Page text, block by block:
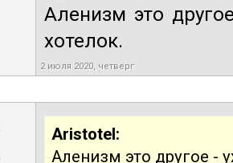
Аленизм это
хотелок.
2 июля 2020, четверг
Aristotel:
Аленизм это другое -